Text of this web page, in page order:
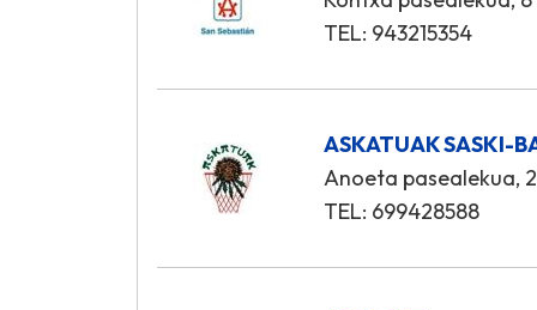
TEL: 943215354
ASKATUAK SASKI-
Anoeta pasealekua,
TEL: 699428588